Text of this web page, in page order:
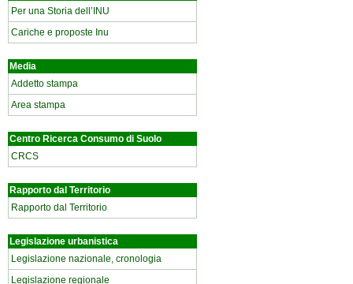
Per una Storia dell’INU
Cariche e proposte Inu
Media
Addetto stampa
Area stampa
Centro Ricerca Consumo di Suolo
CRCS
Rapporto dal Territorio
Rapporto dal Territorio
Legislazione urbanistica
Legislazione nazionale, cronologia
Legislazione regionale